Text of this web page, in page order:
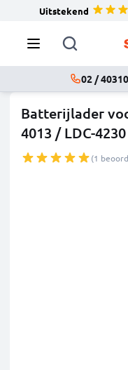
Uitstekend
02 /
Batterijlader
4013 / LDC-
(1